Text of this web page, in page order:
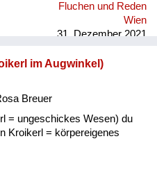
Fluchen und Reden
Wien
31. Dezember 2021
im Augwinkel)
Breuer
= ungeschickes Wesen) du
Kroikerl = körpereigenes